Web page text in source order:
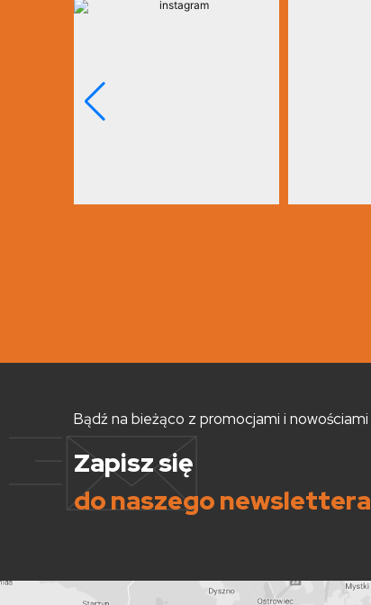
Bądź na bieżąco z promocjami i nowościami
Zapisz się
do naszego newslettera